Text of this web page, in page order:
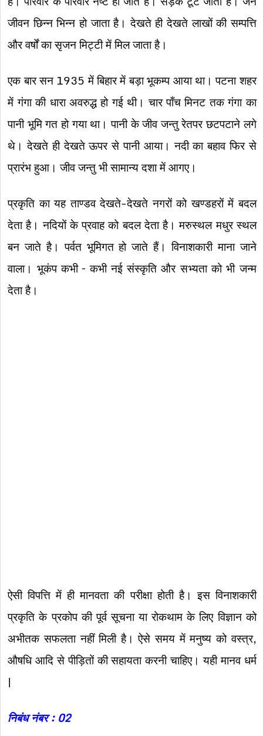
जीवन छिन्न भिन्न हो जाता है। देखते ही देखते लाखों की सम्पत्ति
और वर्षों का सृजन मिट्टी में मिल जाता है।
एक बार सन 1935 में बिहार में बड़ा भूकम्प आया था। पटना शहर
में गंगा की धारा अवरुद्ध हो गई थी। चार पाँच मिनट तक गंगा का
पानी भूमि गत हो गया था। पानी के जीव जन्तु रेतपर छटपटाने लगे
थे। देखते ही देखते ऊपर से पानी आया। नदी का बहाव फिर से
प्रारंभ हुआ। जीव जन्तु भी सामान्य दशा में आगए।
प्रकृति का यह ताण्डव देखते-देखते नगरों को खण्डहरों में बदल
देता है। नदियों के प्रवाह को बदल देता है। मरुस्थल मधुर स्थल
बन जाते है। पर्वत भूमिगत हो जाते हैं। विनाशकारी माना जाने
वाला। भूकंप कभी – कभी नई संस्कृति और सभ्यता को भी जन्म
देता है।
ऐसी विपत्ति में ही मानवता की परीक्षा होती है। इस विनाशकारी
प्रकृति के प्रकोप की पूर्व सूचना या रोकथाम के लिए विज्ञान को
अभीतक सफलता नहीं मिली है। ऐसे समय में मनुष्य को वस्त्र,
औषधि आदि से पीड़ितों की सहायता करनी चाहिए। यही मानव धर्म
|
निबंध नंबर : 02